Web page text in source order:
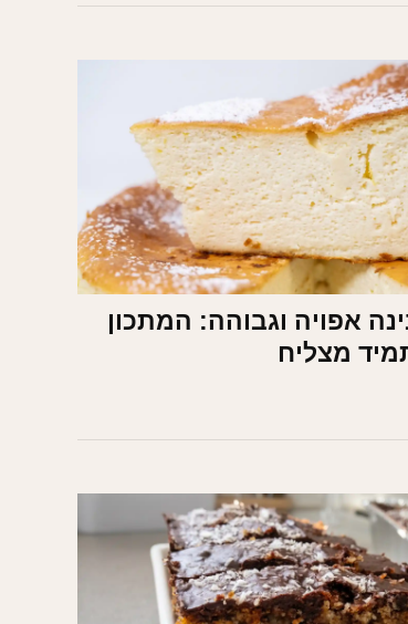
אפויה וגבוהה: המתכון
מצליח